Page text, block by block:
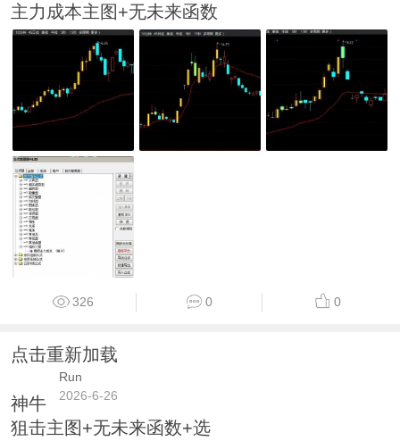
主力成本主图+无未来函数
326 0 0
点击重新加载
Run
2026-6-26
神牛
狙击主图+无未来函数+选